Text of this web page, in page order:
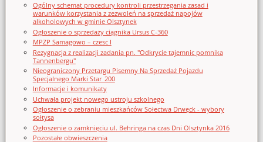
Ogólny schemat procedury kontroli przestrzegania zasad i
warunków korzystania z zezwoleń na sprzedaż napojów
alkoholowych w gminie Olsztynek
Ogłoszenie o sprzedaży ciągnika Ursus C-360
MPZP Samagowo – czesc I
Rezygnacja z realizacji zadania pn. "Odkrycie tajemnic pomnika
Tannenbergu"
Nieograniczony Przetargu Pisemny Na Sprzedaż Pojazdu
Specjalnego Marki Star_200
Informacje i komunikaty
Uchwała projekt nowego ustroju szkolnego
Ogłoszenie o zebraniu mieszkańców Sołectwa Drwęck - wybory
sołtysa
Ogłoszenie o zamknięciu ul. Behringa na czas Dni Olsztynka 2016
Pozostałe obwieszczenia